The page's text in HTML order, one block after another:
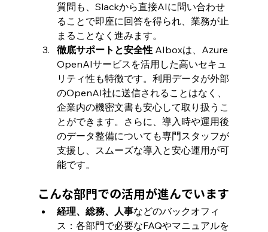
質問も、Slackから直接AIに問い合わせ
ることで即座に回答を得られ、業務が止
まることなく進みます。
徹底サポートと安全性 AIboxは、Azure
OpenAIサービスを活用した高いセキュ
リティ性も特徴です。利用データが外部
のOpenAI社に送信されることはなく、
企業内の機密文書も安心して取り扱うこ
とができます。さらに、導入時や運用後
のデータ整備についても専門スタッフが
支援し、スムーズな導入と安心運用が可
能です。
こんな部門での活用が進んでいます
経理、総務、人事などのバックオフィ
ス：各部門で必要なFAQやマニュアルを